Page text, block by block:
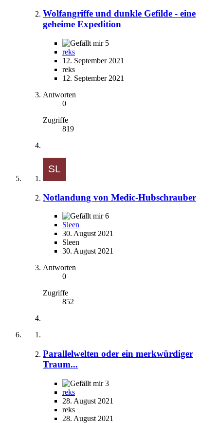
Wolfangriffe und dunkle Gefilde - eine
geheime Expedition
5
reks
12. September 2021
reks
12. September 2021
Antworten
0
Zugriffe
819
Notlandung von Medic-Hubschrauber
6
Sleen
30. August 2021
Sleen
30. August 2021
Antworten
0
Zugriffe
852
Parallelwelten oder ein merkwürdiger
Traum...
3
reks
28. August 2021
reks
28. August 2021